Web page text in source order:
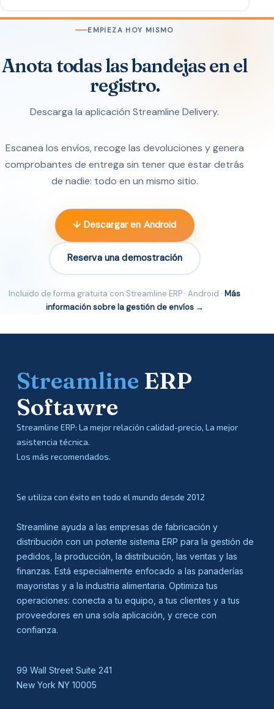
EMPIEZA HOY MISMO
Anota todas las bandejas en el
registro.
Descarga la aplicación Streamline Delivery.
Escanea los envíos, recoge las devoluciones y genera
comprobantes de entrega sin tener que estar detrás
de nadie: todo en un mismo sitio.
↓ Descargar en Android
Reserva una demostración
Incluido de forma gratuita con Streamline ERP · Android · Más
información sobre la gestión de envíos →
Streamline ERP
Softawre
Streamline ERP: La mejor relación calidad-precio, La mejor
asistencia técnica.
Los más recomendados.
Se utiliza con éxito en todo el mundo desde 2012
Streamline ayuda a las empresas de fabricación y
distribución con un potente sistema ERP para la gestión de
pedidos, la producción, la distribución, las ventas y las
finanzas. Está especialmente enfocado a las panaderías
mayoristas y a la industria alimentaria. Optimiza tus
operaciones: conecta a tu equipo, a tus clientes y a tus
proveedores en una sola aplicación, y crece con
confianza.
99 Wall Street Suite 241
New York NY 10005